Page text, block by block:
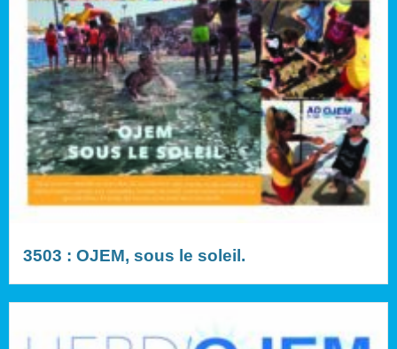
3503 : OJEM, sous le soleil.